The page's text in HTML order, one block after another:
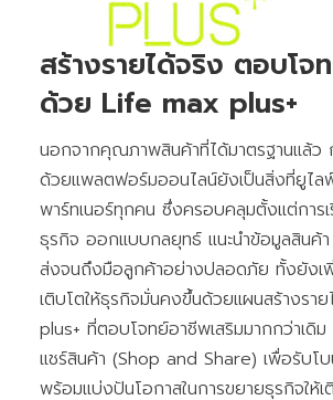
สร้างรายได้จริง ตอบโจ
ด้วย Life max plus+
นอกจากคุณภาพสินค้าที่ได้มาตรฐานแล้ว
ด้วยแพลตฟอร์มออนไลน์ยังเป็นสิ่งที่ยูไล
พาร์ทเนอร์ทุกคน ซึ่งครอบคลุมตั้งแต่การ
ธุรกิจ ออกแบบกลยุทธ์ แนะนำข้อมูลสินค้
ส่งจนถึงมือลูกค้าอย่างปลอดภัย ทั้งยังเ
เติบโตให้ธุรกิจมั่นคงขึ้นด้วยแผนสร้างรา
plus+ ที่ตอบโจทย์อาชีพเสริมมากกว่าเดิม
แชร์สินค้า (Shop and Share) เพื่อรับโบ
พร้อมแบ่งปันโอกาสในการขยายธุรกิจให้